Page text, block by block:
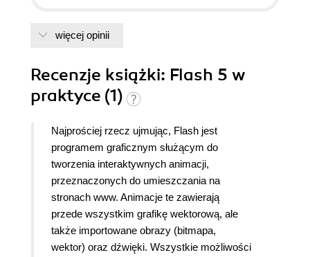
więcej opinii
Recenzje książki: Flash 5 w
praktyce (1)
Najprościej rzecz ujmując, Flash jest
programem graficznym służącym do
tworzenia interaktywnych animacji,
przeznaczonych do umieszczania na
stronach www. Animacje te zawierają
przede wszystkim grafikę wektorową, ale
także importowane obrazy (bitmapa,
wektor) oraz dźwięki. Wszystkie możliwości